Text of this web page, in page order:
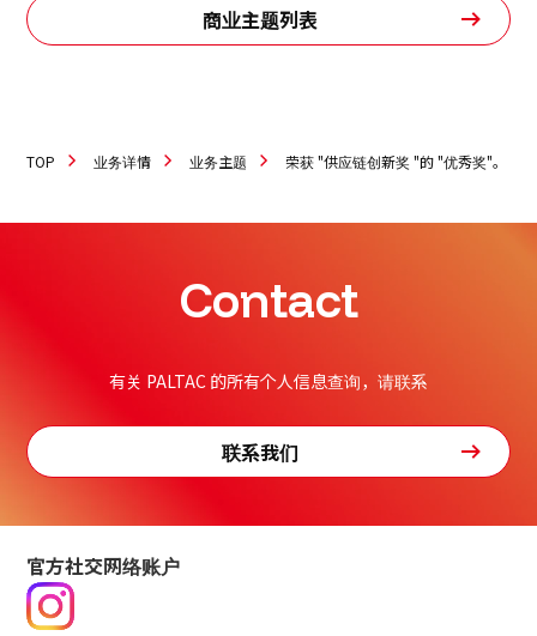
商业主题列表
TOP 业务详情 业务主题 荣获 "供应链创新奖 "的 "优秀奖"。
Contact
有关 PALTAC 的所有个人信息查询，请联系
联系我们
官方社交网络账户